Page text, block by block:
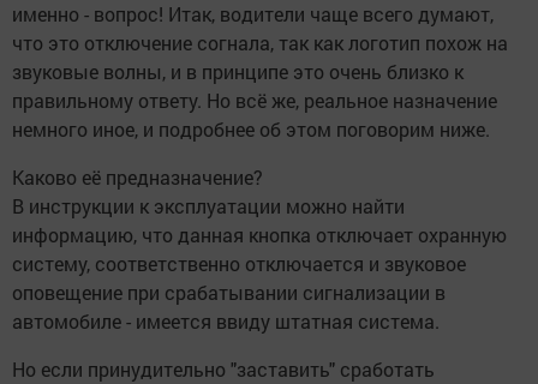
именно - вопрос! Итак, водители чаще всего думают,
что это отключение согнала, так как логотип похож на
звуковые волны, и в принципе это очень близко к
правильному ответу. Но всё же, реальное назначение
немного иное, и подробнее об этом поговорим ниже.
Каково её предназначение?
В инструкции к эксплуатации можно найти
информацию, что данная кнопка отключает охранную
систему, соответственно отключается и звуковое
оповещение при срабатывании сигнализации в
автомобиле - имеется ввиду штатная система.
Но если принудительно "заставить" сработать